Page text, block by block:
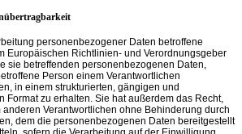
personenbezogener Daten betroffene
Europäischen Richtlinien- und Verordnungsgeber
sie betreffenden personenbezogenen Daten,
Person einem Verantwortlichen
in einem strukturierten, gängigen und
Format zu erhalten. Sie hat außerdem das Recht,
Verantwortlichen ohne Behinderung durch
dem die personenbezogenen Daten bereitgestellt